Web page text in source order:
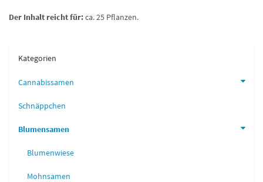
Der Inhalt reicht für:ca. 25 Pflanzen.
Kategorien
Cannabissamen
Schnäppchen
Blumensamen
Blumenwiese
Mohnsamen